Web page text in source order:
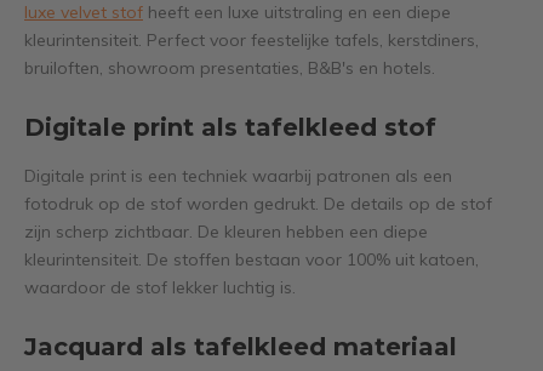
luxe velvet stof heeft een luxe uitstraling en een diepe
kleurintensiteit. Perfect voor feestelijke tafels, kerstdiners,
bruiloften, showroom presentaties, B&B's en hotels.
Digitale print als tafelkleed stof
Digitale print is een techniek waarbij patronen als een
fotodruk op de stof worden gedrukt. De details op de stof
zijn scherp zichtbaar. De kleuren hebben een diepe
kleurintensiteit. De stoffen bestaan voor 100% uit katoen,
waardoor de stof lekker luchtig is.
Jacquard als tafelkleed materiaal